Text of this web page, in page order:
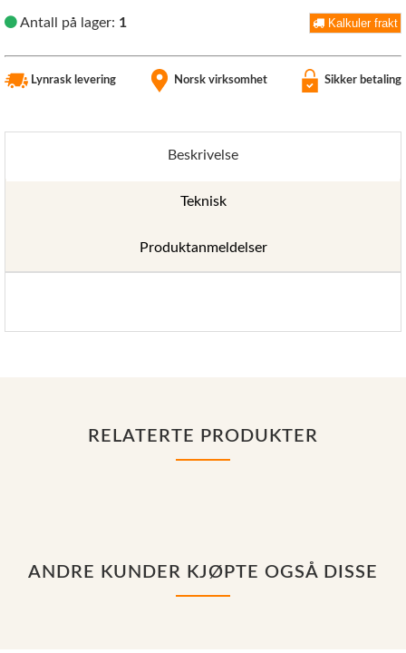
Antall på lager: 1 Kalkuler frakt
Lynrask levering Norsk virksomhet Sikker betaling
Beskrivelse
Teknisk
Produktanmeldelser
RELATERTE PRODUKTER
ANDRE KUNDER KJØPTE OGSÅ DISSE